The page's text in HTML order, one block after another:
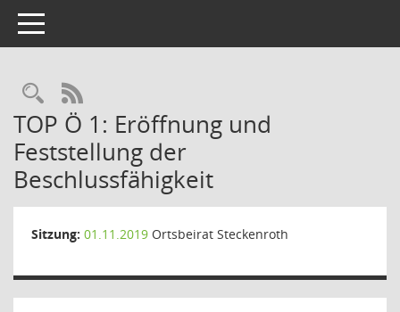
Toggle navigation
Rechercheauswahl
RSS-Feed
TOP Ö 1: Eröffnung und
Feststellung der
Beschlussfähigkeit
Sitzung: 01.11.2019 Ortsbeirat Steckenroth